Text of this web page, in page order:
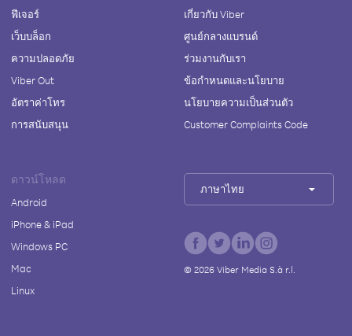
ฟีเจอร์
เว็บบล็อก
ความปลอดภัย
Viber Out
อัตราค่าโทร
การสนับสนุน
เกี่ยวกับ Viber
ศูนย์กลางแบรนด์
ร่วมงานกับเรา
ข้อกำหนดและนโยบาย
นโยบายความเป็นส่วนตัว
Customer Complaints Code
ดาวน์โหลด
Android
iPhone & iPad
Windows PC
Mac
Linux
ภาษาไทย
© 2026Viber Media S.à r.l.